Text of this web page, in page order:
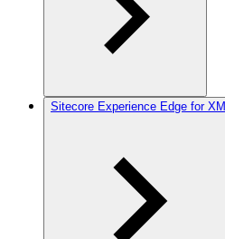
Sitecore Experience Edge for XM